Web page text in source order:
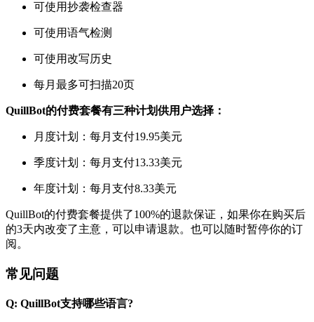
可使用抄袭检查器
可使用语气检测
可使用改写历史
每月最多可扫描20页
QuillBot的付费套餐有三种计划供用户选择：
月度计划：每月支付19.95美元
季度计划：每月支付13.33美元
年度计划：每月支付8.33美元
QuillBot的付费套餐提供了100%的退款保证，如果你在购买后
的3天内改变了主意，可以申请退款。也可以随时暂停你的订
阅。
常见问题
Q: QuillBot支持哪些语言?